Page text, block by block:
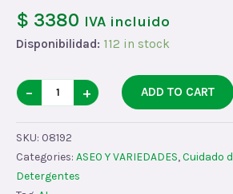
$ 3380 IVA incluido
Disponibilidad: 112 in stock
BQDOR
CLOROX
RCx450
quantity
− + ADD TO CART
SKU: 08192
Categories: ASEO Y VARIEDADES,Cuidado
Detergentes